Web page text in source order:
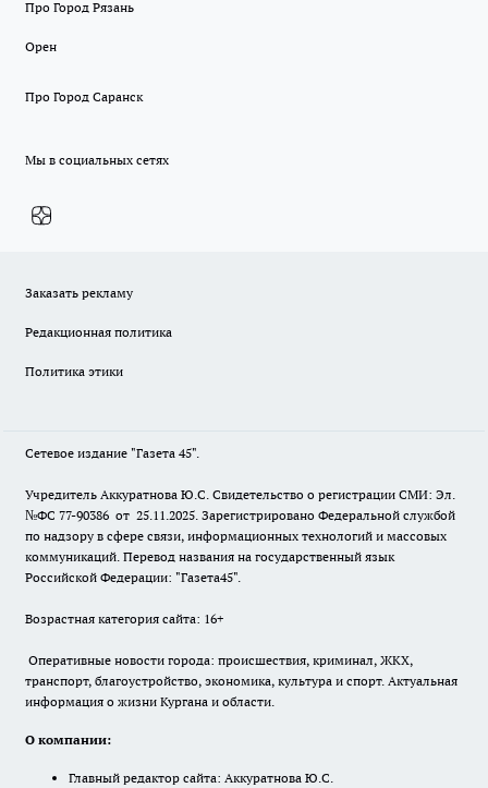
Про Город Рязань
Орен
Про Город Саранск
Мы в социальных сетях
Заказать рекламу
Редакционная политика
Политика этики
Сетевое издание "Газета 45".
Учредитель Аккуратнова Ю.С. Свидетельство о регистрации СМИ: Эл.
№ФС 77-90386 от 25.11.2025. Зарегистрировано Федеральной службой
по надзору в сфере связи, информационных технологий и массовых
коммуникаций. Перевод названия на государственный язык
Российской Федерации: "Газета45".
Возрастная категория сайта: 16+
Оперативные новости города: происшествия, криминал, ЖКХ,
транспорт, благоустройство, экономика, культура и спорт. Актуальная
информация о жизни Кургана и области.
О компании:
Главный редактор сайта: Аккуратнова Ю.С.